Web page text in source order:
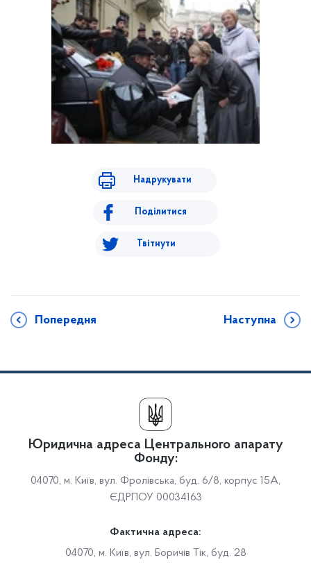
Надрукувати
Поділитися
Твітнути
Попередня Наступна
Юридична адреса Центрального апарату
Фонду:
04070, м. Київ, вул. Фролівська, буд. 6/8, корпус 15А,
ЄДРПОУ 00034163
Фактична адреса:
04070, м. Київ, вул. Боричів Тік, буд. 28